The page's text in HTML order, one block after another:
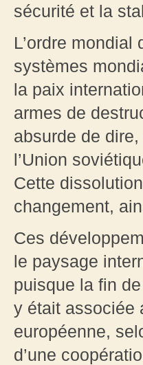
sécurité et la
L’ordre
systèmes
la paix
armes de
absurde de
l’Union
Cette
changement,
Ces
le paysage
puisque la fin
y était associée
européenne,
d’une